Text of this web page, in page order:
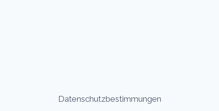
Datenschutzbestimmungen